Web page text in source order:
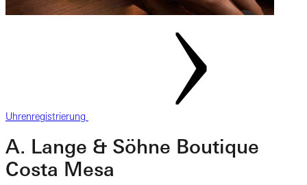
Uhrenregistrierung
A. Lange & Söhne Boutique
Costa Mesa